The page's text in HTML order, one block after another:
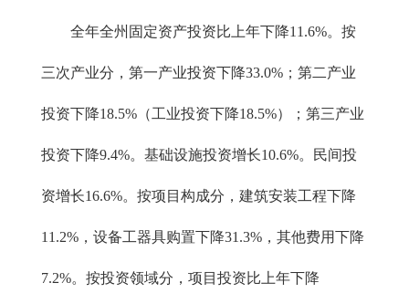
全年全州固定资产投资比上年下降11.6%。按
三次产业分，第一产业投资下降33.0%；第二产业
投资下降18.5%（工业投资下降18.5%）；第三产业
投资下降9.4%。基础设施投资增长10.6%。民间投
资增长16.6%。按项目构成分，建筑安装工程下降
11.2%，设备工器具购置下降31.3%，其他费用下降
7.2%。按投资领域分，项目投资比上年下降